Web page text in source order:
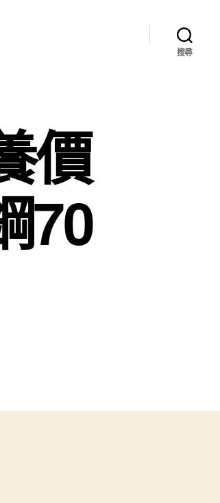
搜尋
價
70